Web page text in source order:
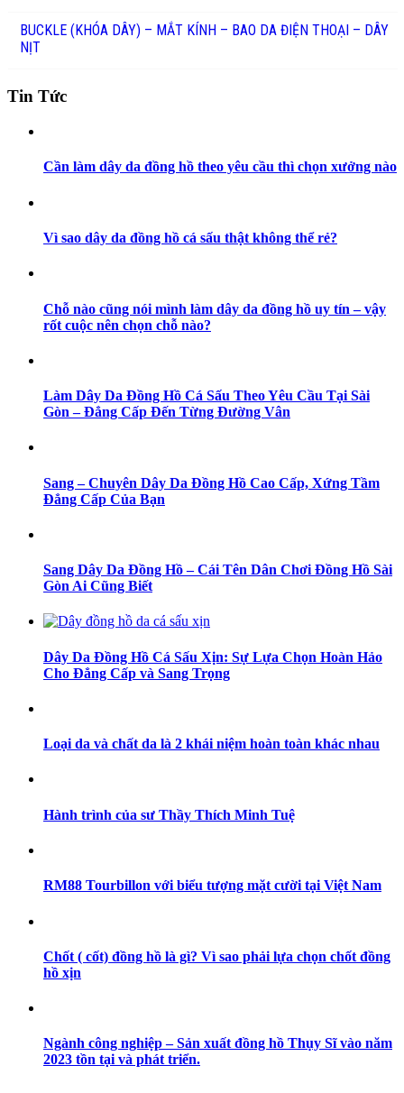
BUCKLE (KHÓA DÂY) – MẮT KÍNH – BAO DA ĐIỆN THOẠI – DÂY
NỊT
Tin Tức
Cần làm dây da đồng hồ theo yêu cầu thì chọn xưởng nào
Vì sao dây da đồng hồ cá sấu thật không thể rẻ?
Chỗ nào cũng nói mình làm dây da đồng hồ uy tín – vậy
rốt cuộc nên chọn chỗ nào?
Làm Dây Da Đồng Hồ Cá Sấu Theo Yêu Cầu Tại Sài
Gòn – Đẳng Cấp Đến Từng Đường Vân
Sang – Chuyên Dây Da Đồng Hồ Cao Cấp, Xứng Tầm
Đẳng Cấp Của Bạn
Sang Dây Da Đồng Hồ – Cái Tên Dân Chơi Đồng Hồ Sài
Gòn Ai Cũng Biết
Dây Da Đồng Hồ Cá Sấu Xịn: Sự Lựa Chọn Hoàn Hảo
Cho Đẳng Cấp và Sang Trọng
Loại da và chất da là 2 khái niệm hoàn toàn khác nhau
Hành trình của sư Thầy Thích Minh Tuệ
RM88 Tourbillon với biểu tượng mặt cười tại Việt Nam
Chốt ( cốt) đồng hồ là gì? Vì sao phải lựa chọn chốt đồng
hồ xịn
Ngành công nghiệp – Sản xuất đồng hồ Thụy Sĩ vào năm
2023 tồn tại và phát triển.